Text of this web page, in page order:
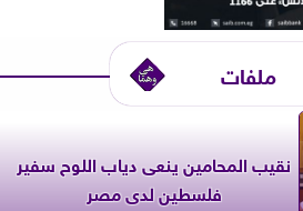
ملفات
نقيب المحامين ينعى دياب اللوح سفير
فلسطين لدى مصر